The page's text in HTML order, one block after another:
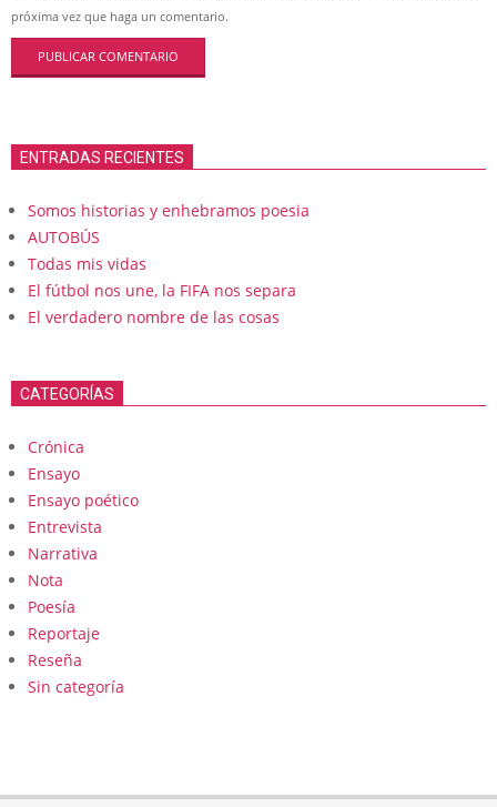
próxima vez que haga un comentario.
ENTRADAS RECIENTES
Somos historias y enhebramos poesia
AUTOBÚS
Todas mis vidas
El fútbol nos une, la FIFA nos separa
El verdadero nombre de las cosas
CATEGORÍAS
Crónica
Ensayo
Ensayo poético
Entrevista
Narrativa
Nota
Poesía
Reportaje
Reseña
Sin categoría